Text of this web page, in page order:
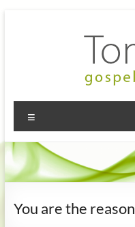
TonArt
–
gospel
&
more
Mein Chor
in
Hannover-
Linden
You are the reason